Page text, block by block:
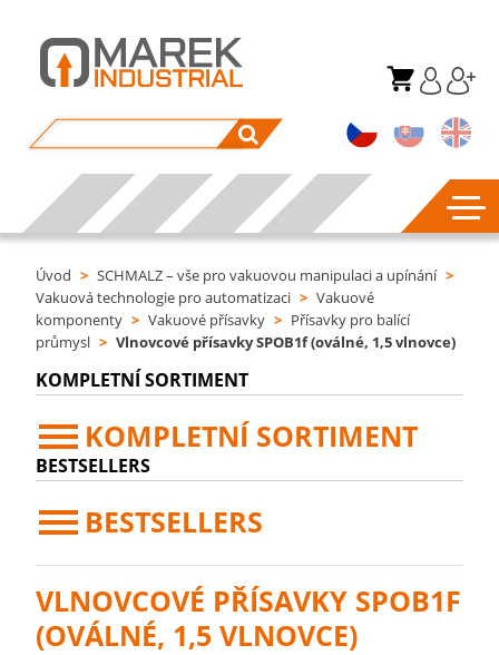
Úvod > SCHMALZ – vše pro vakuovou manipulaci a upínání >
Vakuová technologie pro automatizaci > Vakuové
komponenty > Vakuové přísavky > Přísavky pro balící
průmysl > Vlnovcové přísavky SPOB1f (oválné, 1,5 vlnovce)
KOMPLETNÍ SORTIMENT
KOMPLETNÍ SORTIMENT
BESTSELLERS
BESTSELLERS
VLNOVCOVÉ PŘÍSAVKY SPOB1F
(OVÁLNÉ, 1,5 VLNOVCE)